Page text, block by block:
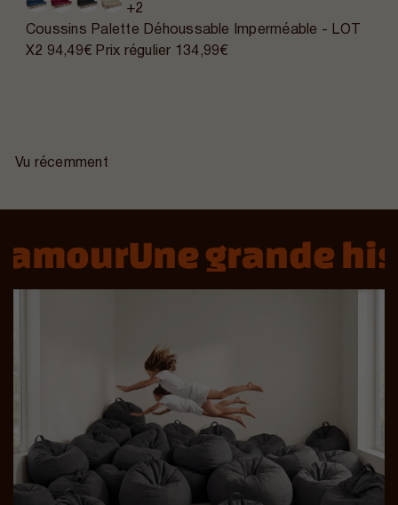
+2
Coussins Palette Déhoussable Imperméable - LOT
X2 94,49€ Prix régulier 134,99€
Vu récemment
Une grande